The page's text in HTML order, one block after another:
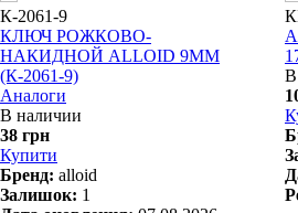
К-2061-9
КЛЮЧ РОЖКОВО-
НАКИДНОЙ ALLOID 9ММ
(К-2061-9)
Аналоги
В наличии
38 грн
Купити
Бренд: alloid
Залишок: 1
В